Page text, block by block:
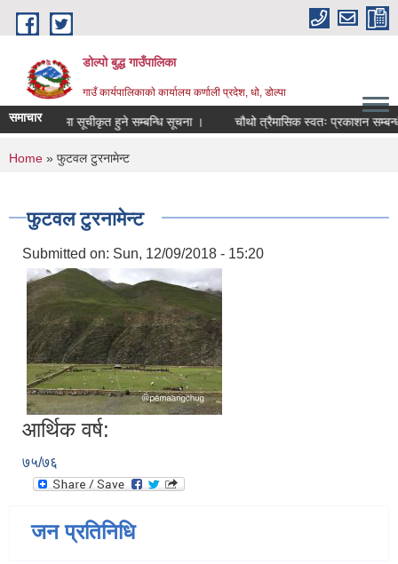
Skip to main content
डोल्पो बुद्ध गाउँपालिका
गाउँ कार्यपालिकाकाे कार्यालय कर्णाली प्रदेश, धो, डोल्पा
समाचार
सूचीमा सूचीकृत हुने सम्बन्धि सूचना । चौथो त्रैमासिक स्वतः प्रकाशन सम्बन्धी
You are here
Home » फुटवल टुरनामेन्ट
फुटवल टुरनामेन्ट
Submitted on: Sun, 12/09/2018 - 15:20
आर्थिक वर्ष:
७५/७६
जन प्रतिनिधि